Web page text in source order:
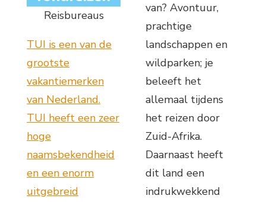
Reisbureaus
TUI is een van de
grootste
vakantiemerken
van Nederland.
TUI heeft een zeer
hoge
naamsbekendheid
en een enorm
uitgebreid
van? Avontuur,
prachtige
landschappen en
wildparken; je
beleeft het
allemaal tijdens
het reizen door
Zuid-Afrika.
Daarnaast heeft
dit land een
indrukwekkend